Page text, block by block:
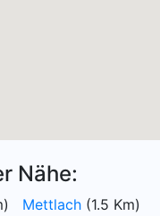
Nähe:
Mettlach (1.5 Km)